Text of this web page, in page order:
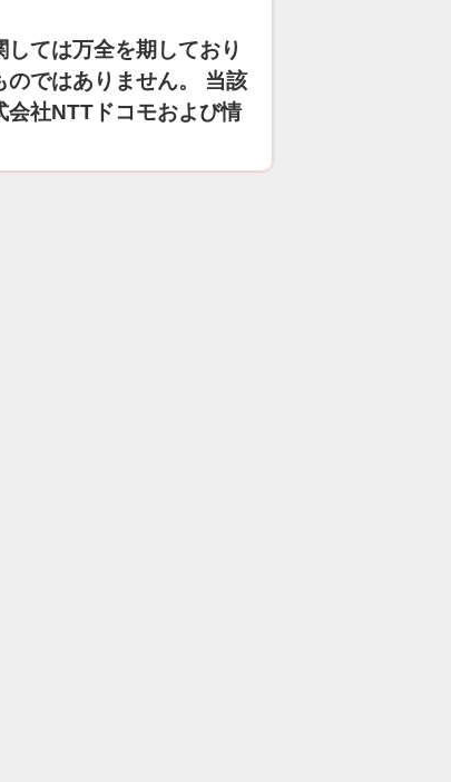
ては万全を期しており
のではありません。 当該
会社NTTドコモおよび情